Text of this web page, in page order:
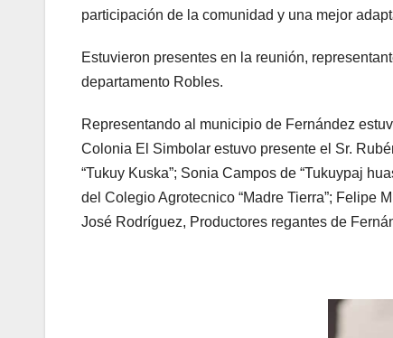
participación de la comunidad y una mejor
Estuvieron presentes en la reunión,
departamento Robles.
Representando al municipio de Fernández
Colonia El Simbolar estuvo presente el Sr.
“Tukuy Kuska”; Sonia Campos de “Tukuypaj
del Colegio Agrotecnico “Madre Tierra”; Felipe
José Rodríguez, Productores regantes de